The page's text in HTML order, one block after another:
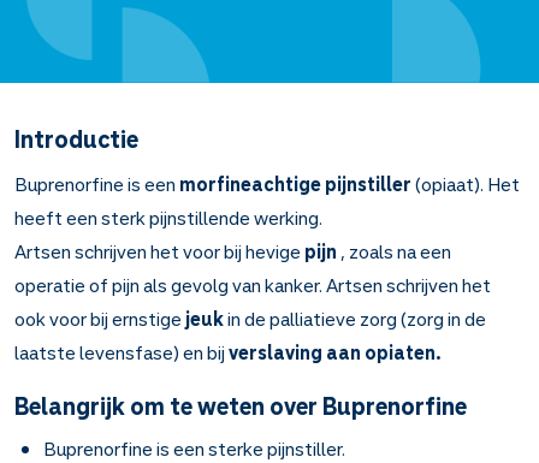
Introductie
Buprenorfine is een morfineachtige pijnstiller(opiaat). Het
heeft een sterk pijnstillende werking.
Artsen schrijven het voor bij hevige pijn , zoals na een
operatie of pijn als gevolg van kanker. Artsen schrijven het
ook voor bij ernstige jeukin de palliatieve zorg (zorg in de
laatste levensfase) en bijverslaving aan opiaten.
Belangrijk om te weten over Buprenorfine
Buprenorfine is een sterke pijnstiller.